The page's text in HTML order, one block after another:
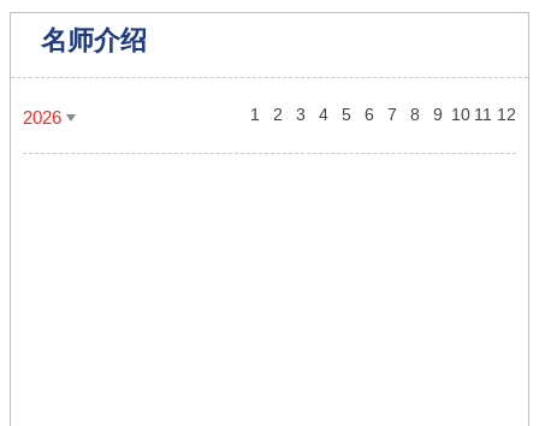
名师介绍
2026 1 2 3 4 5 6 7 8 9 10 11 12